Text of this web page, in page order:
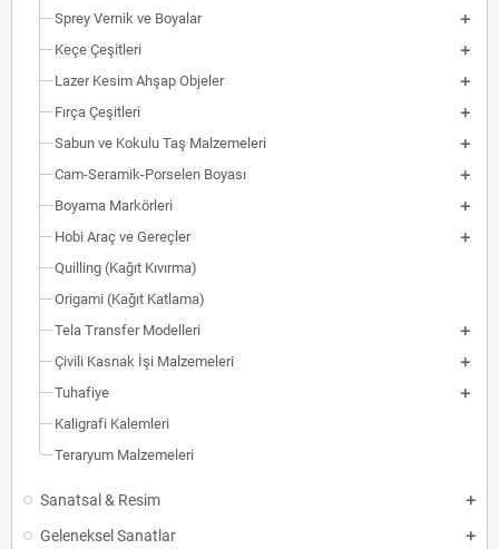
Sprey Vernik ve Boyalar
Keçe Çeşitleri
Lazer Kesim Ahşap Objeler
Fırça Çeşitleri
Sabun ve Kokulu Taş Malzemeleri
Cam-Seramik-Porselen Boyası
Boyama Markörleri
Hobi Araç ve Gereçler
Quilling (Kağıt Kıvırma)
Origami (Kağıt Katlama)
Tela Transfer Modelleri
Çivili Kasnak İşi Malzemeleri
Tuhafiye
Kaligrafi Kalemleri
Teraryum Malzemeleri
Sanatsal & Resim
Geleneksel Sanatlar